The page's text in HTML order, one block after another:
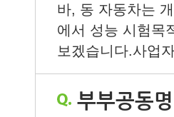
바, 동 자동차는
에서 성능 시험목
보겠습니다.사업
부부공동